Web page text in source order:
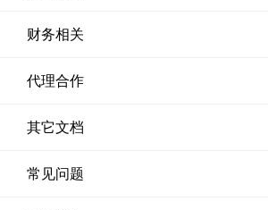
财务相关
代理合作
其它文档
常见问题